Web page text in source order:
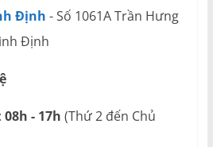
Định - Số 1061A Trần Hưng
Định
08h - 17h (Thứ 2 đến Chủ